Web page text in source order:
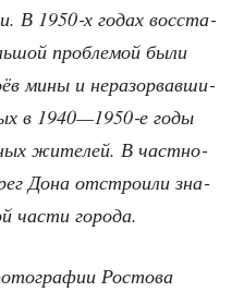
В 1950‑х годах вос­ста­
про­бле­мой были
мины и неразо­рвав­ши­
в 1940—1950‑е годы
жите­лей. В част­но­
Дона отстро­и­ли зна­
части города.
Росто­ва